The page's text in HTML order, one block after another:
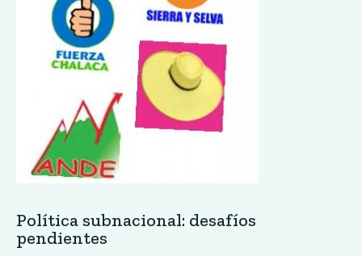
Política subnacional: desafíos
pendientes